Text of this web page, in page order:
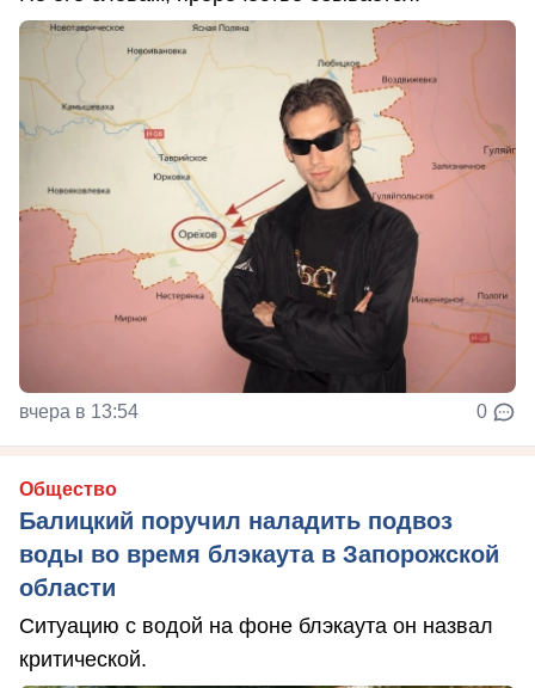
вчера в 13:54 0
Общество
Балицкий поручил наладить подвоз
воды во время блэкаута в Запорожской
области
Ситуацию с водой на фоне блэкаута он назвал
критической.